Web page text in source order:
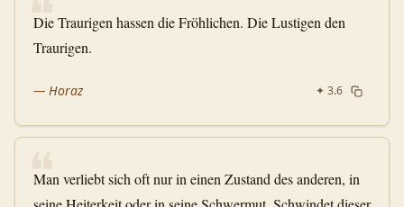
Die Traurigen hassen die Fröhlichen. Die Lustigen den
Traurigen.
— Horaz ✦ 3.6
❝
Man verliebt sich oft nur in einen Zustand des anderen, in